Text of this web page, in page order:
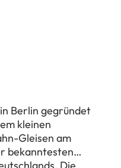
Berlin gegründet
kleinen
Gleisen am
bekanntesten
Die